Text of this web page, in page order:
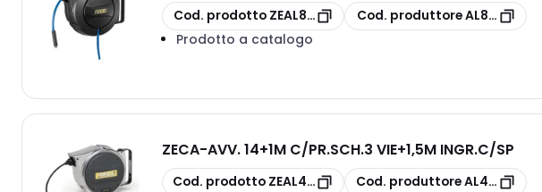
copia
Cod. prodotto ZEAL83/10/Bcopia
Cod. produttoreAL83/10/B
Prodotto a catalogo
ZECA-AVV. 14+1M C/PR.SCH.3 VIE+1,5M INGR.C/SP
copia
Cod. prodotto ZEAL41/315 GS3
copia
Cod. produttoreAL41/315 GS3